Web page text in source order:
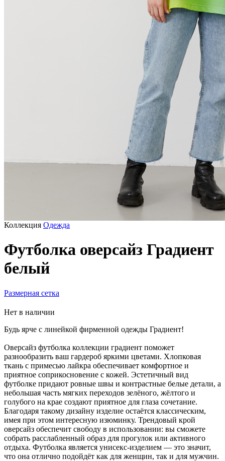
Коллекция Одежда
Футболка оверсайз Градиент
белый
Размерная сетка
Нет в наличии
Будь ярче с линейкой фирменной одежды Градиент!
Оверсайз футболка коллекции градиент поможет
разнообразить ваш гардероб яркими цветами. Хлопковая
ткань с примесью лайкра обеспечивает комфортное и
приятное соприкосновение с кожей. Эстетичный вид
футболке придают ровные швы и контрастные белые детали, а
небольшая часть мягких переходов зелёного, жёлтого и
голубого на крае создают приятное для глаза сочетание.
Благодаря такому дизайну изделие остаётся классическим,
имея при этом интересную изюминку. Трендовый крой
оверсайз обеспечит свободу в использовании: вы сможете
собрать расслабленный образ для прогулок или активного
отдыха. Футболка является унисекс-изделием — это значит,
что она отлично подойдёт как для женщин, так и для мужчин.